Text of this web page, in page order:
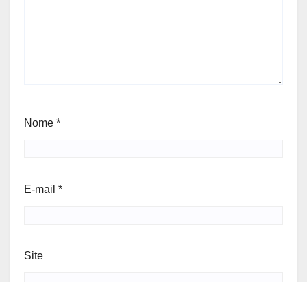
Nome *
E-mail *
Site